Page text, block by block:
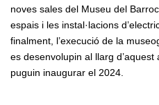
noves sales del Museu del
espais i les instal·lacions
finalment, l’execució de la
es desenvolupin al llarg
puguin inaugurar el 2024.